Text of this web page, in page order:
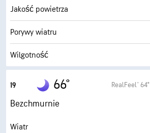
AccuLumen Brightness Index™
Zachmurzenie
Widoczność
Jakość powietrza
Porywy wiatru
Wilgotność
Punkt rosy
AccuLumen Brightness Index™
Zachmurzenie
19 66° RealFeel® 64°
Bezchmurnie
Wiatr